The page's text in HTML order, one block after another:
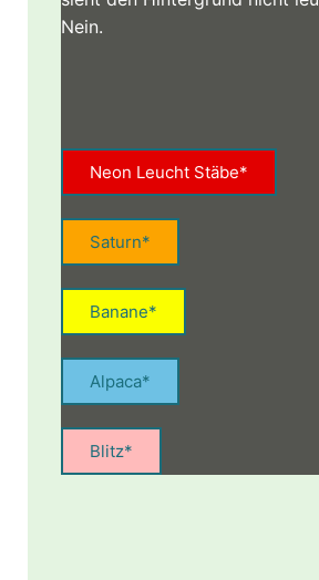
Nein.
Neon Leucht Stäbe*
Saturn*
Banane*
Alpaca*
Blitz*